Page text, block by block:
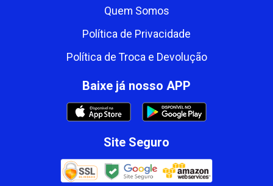
Quem Somos
Política de Privacidade
Política de Troca e Devolução
Baixe já nosso APP
Site Seguro